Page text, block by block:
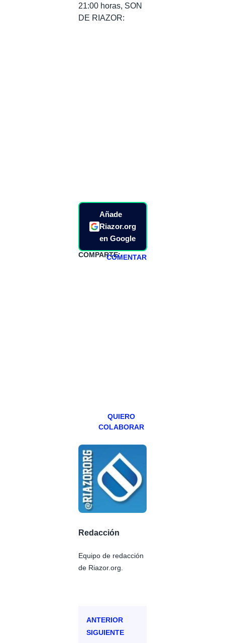
21:00 horas, SON
DE RIAZOR:
Añade
Riazor.org
en Google
COMPARTE:COMENTAR
QUIERO
COLABORAR
Redacción
Equipo de redacción
de Riazor.org.
ANTERIOR
SIGUIENTE